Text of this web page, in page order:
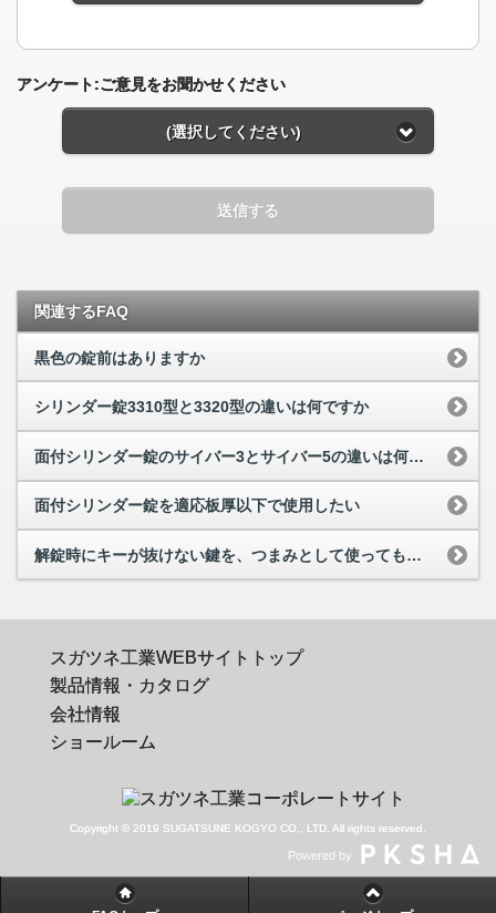
アンケート:ご意見をお聞かせください
(選択してください)
送信する
関連するFAQ
黒色の錠前はありますか
シリンダー錠3310型と3320型の違いは何ですか
面付シリンダー錠のサイバー3とサイバー5の違いは何ですか
面付シリンダー錠を適応板厚以下で使用したい
解錠時にキーが抜けない鍵を、つまみとして使っても大丈夫ですか
スガツネ工業WEBサイトトップ
製品情報・カタログ
会社情報
ショールーム
Copyright © 2019 SUGATSUNE KOGYO CO., LTD. All rights reserved.
Powered by